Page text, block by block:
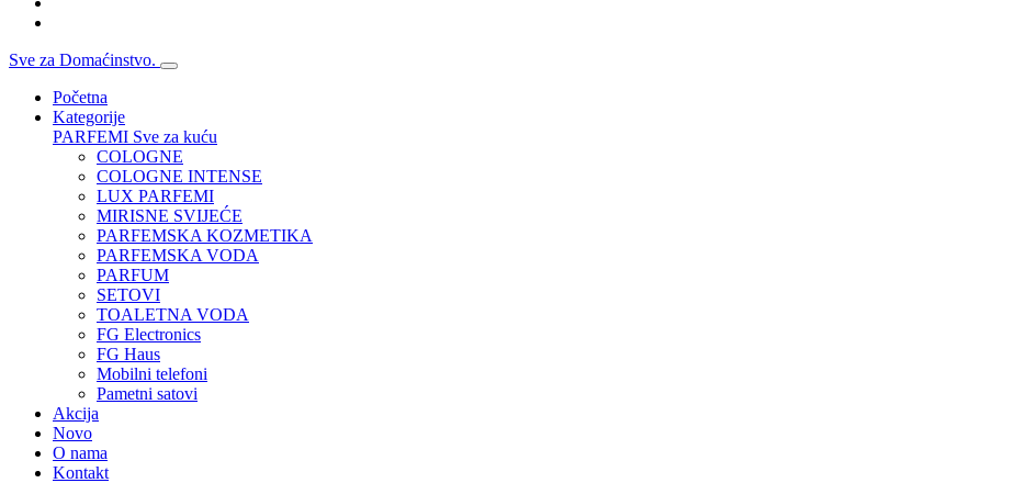
Sve za Domaćinstvo.
Početna
Kategorije
PARFEMI Sve za kuću
COLOGNE
COLOGNE INTENSE
LUX PARFEMI
MIRISNE SVIJEĆE
PARFEMSKA KOZMETIKA
PARFEMSKA VODA
PARFUM
SETOVI
TOALETNA VODA
FG Electronics
FG Haus
Mobilni telefoni
Pametni satovi
Akcija
Novo
O nama
Kontakt